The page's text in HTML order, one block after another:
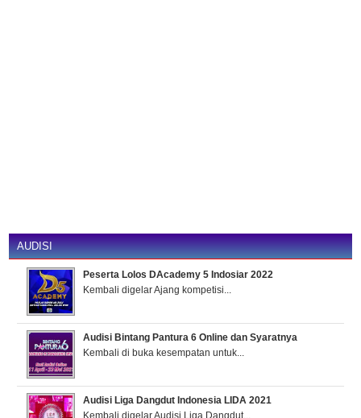
AUDISI
Peserta Lolos DAcademy 5 Indosiar 2022
Kembali digelar Ajang kompetisi...
Audisi Bintang Pantura 6 Online dan Syaratnya
Kembali di buka kesempatan untuk...
Audisi Liga Dangdut Indonesia LIDA 2021